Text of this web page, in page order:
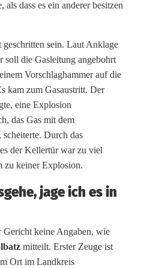
dass es ein anderer besitzen
sein. Laut Anklage
soll die Gasleitung angebohrt
Vorschlaghammer auf die
kam zum Gasaustritt. Der
eine Explosion
das Gas mit dem
Durch das
der Kellertür war zu viel
zu keiner Explosion.
jage ich es in
Gericht keine Angaben, wie
mitteilt. Erster Zeuge ist
Ort im Landkreis